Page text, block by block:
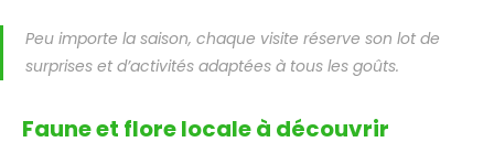
Peu importe la saison, chaque visite réserve son lot de
surprises et d’activités adaptées à tous les goûts.
Faune et flore locale à découvrir